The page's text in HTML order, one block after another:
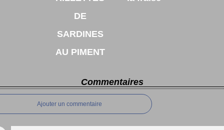
DE
SARDINES
AU PIMENT
Commentaires
Ajouter un commentaire